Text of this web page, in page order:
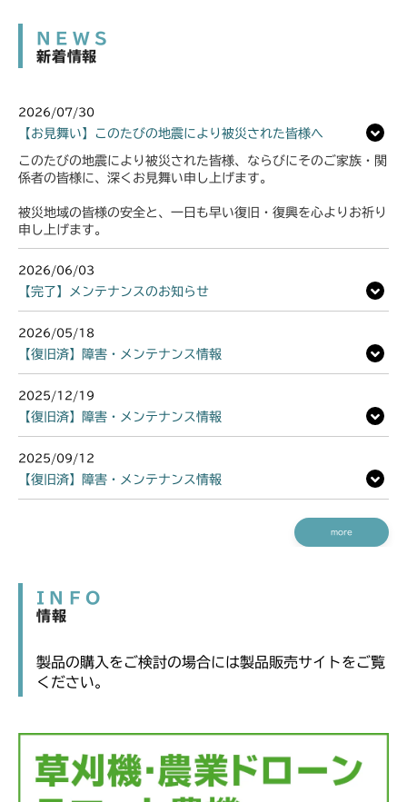
NEWS
新着情報
2026/07/30
【お見舞い】このたびの地震により被災された皆様へ
このたびの地震により被災された皆様、ならびにそのご家族・関
係者の皆様に、深くお見舞い申し上げます。
被災地域の皆様の安全と、一日も早い復旧・復興を心よりお祈り
申し上げます。
2026/06/03
【完了】メンテナンスのお知らせ
2026/05/18
【復旧済】障害・メンテナンス情報
2025/12/19
【復旧済】障害・メンテナンス情報
2025/09/12
【復旧済】障害・メンテナンス情報
more
INFO
情報
製品の購入をご検討の場合には製品販売サイトをご覧
ください。